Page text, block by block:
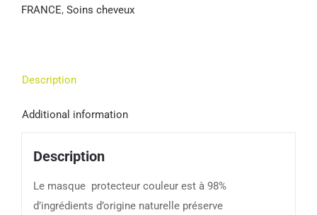
FRANCE, Soins cheveux
Description
Additional information
Description
Le masque protecteur couleur est à 98%
d’ingrédients d’origine naturelle préserve